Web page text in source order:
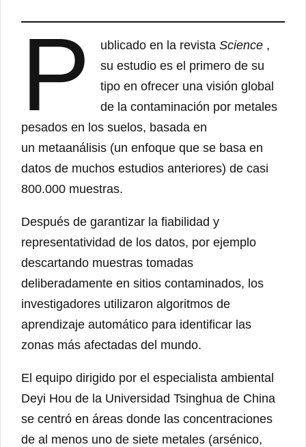
P ublicado en la revistaScience ,
su estudio es el primero de su
tipo en ofrecer una visión global
de la contaminación por metales
pesados ​​en los suelos, basada en
un metaanálisis (un enfoque que se basa en
datos de muchos estudios anteriores) de casi
800.000 muestras.
Después de garantizar la fiabilidad y
representatividad de los datos, por ejemplo
descartando muestras tomadas
deliberadamente en sitios contaminados, los
investigadores utilizaron algoritmos de
aprendizaje automático para identificar las
zonas más afectadas del mundo.
El equipo dirigido por el especialista ambiental
Deyi Hou de la Universidad Tsinghua de China
se centró en áreas donde las concentraciones
de al menos uno de siete metales (arsénico,